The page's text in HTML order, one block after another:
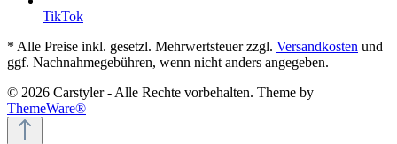
TikTok
* Alle Preise inkl. gesetzl. Mehrwertsteuer zzgl. Versandkosten und
ggf. Nachnahmegebühren, wenn nicht anders angegeben.
© 2026 Carstyler - Alle Rechte vorbehalten. Theme by
ThemeWare®